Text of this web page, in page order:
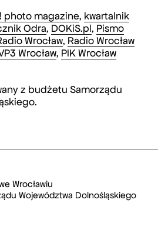
photo magazine, kwartalnik
Odra, DOKiS.pl, Pismo
Wrocław, Radio Wrocław
Wrocław, PIK Wrocław
z budżetu Samorządu
Wrocławiu
Województwa Dolnośląskiego